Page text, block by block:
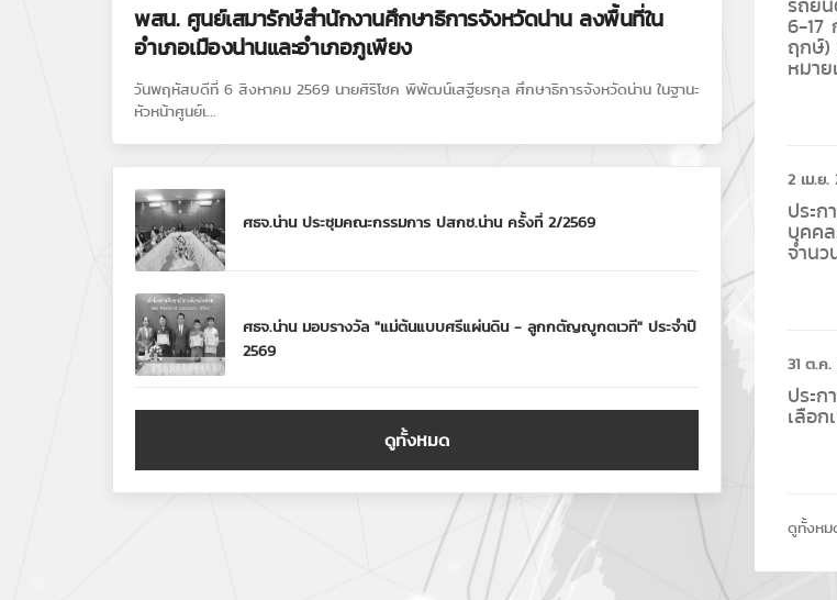
พสน. ศูนย์เสมารักษ์สำนักงานศึกษาธิการจังหวัดน่าน ลงพื้นที่ใน
อำเภอเมืองน่านและอำเภอภูเพียง
วันพฤหัสบดีที่ 6 สิงหาคม 2569 นายศิริโชค พิพัฒน์เสฐียรกุล ศึกษาธิการจังหวัดน่าน ในฐานะ
หัวหน้าศูนย์เ...
ศธจ.น่าน ประชุมคณะกรรมการ ปสกช.น่าน ครั้งที่ 2/2569
ศธจ.น่าน มอบรางวัล "แม่ต้นแบบศรีแผ่นดิน - ลูกกตัญญูกตเวที" ประจำปี
2569
ดูทั้งหมด
6-17
ฤกษ์)
หมา
2 เม.ย
ประ
บุคค
จำนว
31 ต.ค.
ประ
เลือ
ดูทั้งหม